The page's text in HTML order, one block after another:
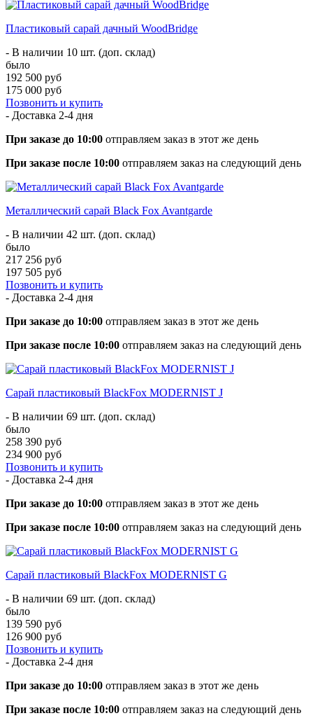
Пластиковый сарай дачный WoodBridge
- В наличии 10 шт. (доп. склад)
было
192 500 руб
175 000 руб
Позвонить и купить
- Доставка 2-4 дня
При заказе до 10:00 отправляем заказ в этот же день
При заказе после 10:00 отправляем заказ на следующий день
Металлический сарай Black Fox Avantgarde
- В наличии 42 шт. (доп. склад)
было
217 256 руб
197 505 руб
Позвонить и купить
- Доставка 2-4 дня
При заказе до 10:00 отправляем заказ в этот же день
При заказе после 10:00 отправляем заказ на следующий день
Сарай пластиковый BlackFox MODERNIST J
- В наличии 69 шт. (доп. склад)
было
258 390 руб
234 900 руб
Позвонить и купить
- Доставка 2-4 дня
При заказе до 10:00 отправляем заказ в этот же день
При заказе после 10:00 отправляем заказ на следующий день
Сарай пластиковый BlackFox MODERNIST G
- В наличии 69 шт. (доп. склад)
было
139 590 руб
126 900 руб
Позвонить и купить
- Доставка 2-4 дня
При заказе до 10:00 отправляем заказ в этот же день
При заказе после 10:00 отправляем заказ на следующий день